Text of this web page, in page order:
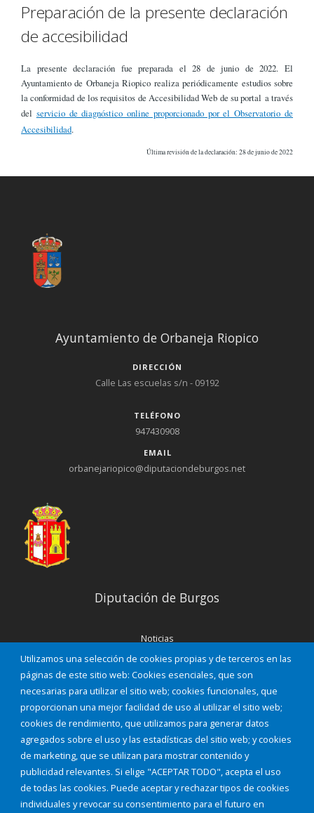
Preparación de la presente declaración
de accesibilidad
La presente declaración fue preparada el 28 de junio de 2022. El
Ayuntamiento de Orbaneja Riopico realiza periódicamente estudios sobre
la conformidad de los requisitos de Accesibilidad Web de su portal a través
del servicio de diagnóstico online proporcionado por el Observatorio de
Accesibilidad.
Última revisión de la declaración: 28 de junio de 2022
Utilizamos una selección de cookies propias y de terceros en las
páginas de este sitio web: Cookies esenciales, que son
necesarias para utilizar el sitio web; cookies funcionales, que
proporcionan una mejor facilidad de uso al utilizar el sitio web;
cookies de rendimiento, que utilizamos para generar datos
agregados sobre el uso y las estadísticas del sitio web; y cookies
de marketing, que se utilizan para mostrar contenido y
publicidad relevantes. Si elige "ACEPTAR TODO", acepta el uso
de todas las cookies. Puede aceptar y rechazar tipos de cookies
individuales y revocar su consentimiento para el futuro en
Ayuntamiento de Orbaneja Riopico
DIRECCIÓN
Calle Las escuelas s/n - 09192
TELÉFONO
947430908
EMAIL
orbanejariopico@diputaciondeburgos.net
Diputación de Burgos
Noticias
Eventos
Corporación Municipal
Teléfonos de interés
INICIAR SESIÓN
MAPA WEB